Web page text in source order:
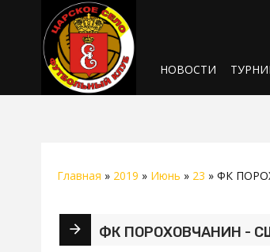
НОВОСТИ
Главная » 2019 » Июнь » 23 » ФК
ФК ПОРОХОВЧАНИН -